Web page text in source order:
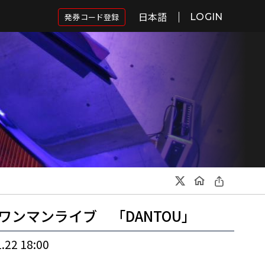
発券コード登録 日本語 LOGIN
マンライブ 「DANTOU」
18:00